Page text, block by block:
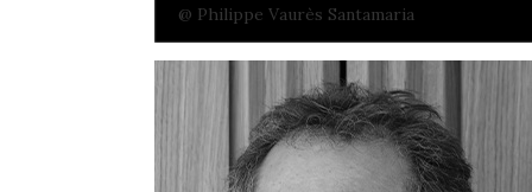
@ Philippe Vaurès Santamaria